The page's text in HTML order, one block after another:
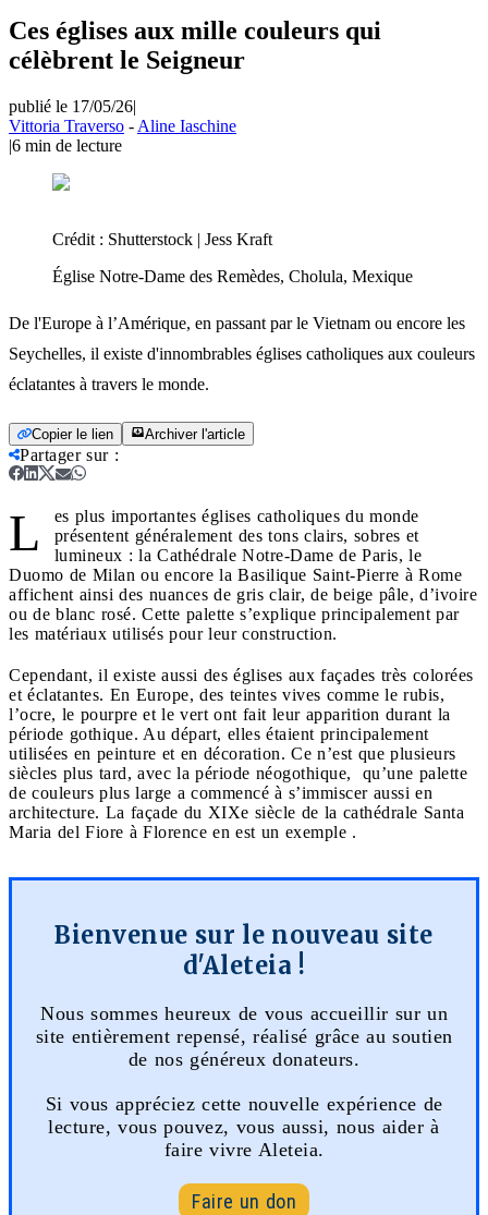
Ces églises aux mille couleurs qui
célèbrent le Seigneur
publié le 17/05/26|
Vittoria Traverso - Aline Iaschine
|6 min de lecture
Crédit : Shutterstock | Jess Kraft
Église Notre-Dame des Remèdes, Cholula, Mexique
De l'Europe à l’Amérique, en passant par le Vietnam ou encore les
Seychelles, il existe d'innombrables églises catholiques aux couleurs
éclatantes à travers le monde.
Copier le lien Archiver l'article
Partager sur:
L
es plus importantes églises catholiques du monde
présentent généralement des tons clairs, sobres et
lumineux : la Cathédrale Notre-Dame de Paris, le
Duomo de Milan ou encore la Basilique Saint-Pierre à Rome
affichent ainsi des nuances de gris clair, de beige pâle, d’ivoire
ou de blanc rosé. Cette palette s’explique principalement par
les matériaux utilisés pour leur construction.
Cependant, il existe aussi des églises aux façades très colorées
et éclatantes. En Europe, des teintes vives comme le rubis,
l’ocre, le pourpre et le vert ont fait leur apparition durant la
période gothique. Au départ, elles étaient principalement
utilisées en peinture et en décoration. Ce n’est que plusieurs
siècles plus tard, avec la période néogothique, qu’une palette
de couleurs plus large a commencé à s’immiscer aussi en
architecture. La façade du XIXe siècle de la cathédrale Santa
Maria del Fiore à Florence en est un exemple .
Bienvenue sur le nouveau site
d'Aleteia !
Nous sommes heureux de vous accueillir sur un
site entièrement repensé, réalisé grâce au soutien
de nos généreux donateurs.
Si vous appréciez cette nouvelle expérience de
lecture, vous pouvez, vous aussi, nous aider à
faire vivre Aleteia.
Faire un don